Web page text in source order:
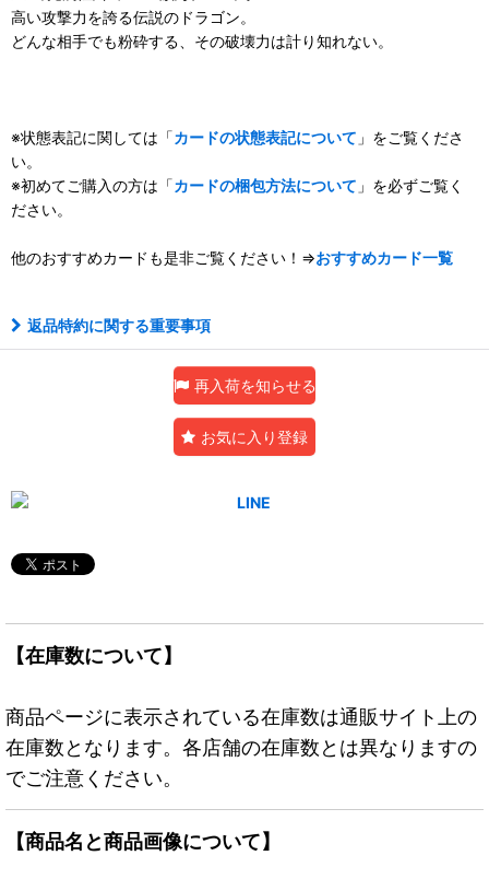
高い攻撃力を誇る伝説のドラゴン。
どんな相手でも粉砕する、その破壊力は計り知れない。
※状態表記に関しては「カードの状態表記について 」をご覧くださ
い。
※初めてご購入の方は「カードの梱包方法について 」を必ずご覧く
ださい。
他のおすすめカードも是非ご覧ください！⇒おすすめカード一覧
返品特約に関する重要事項
再入荷を知らせる
お気に入り登録
【在庫数について】
商品ページに表示されている在庫数は通販サイト上の
在庫数となります。各店舗の在庫数とは異なりますの
でご注意ください。
【商品名と商品画像について】